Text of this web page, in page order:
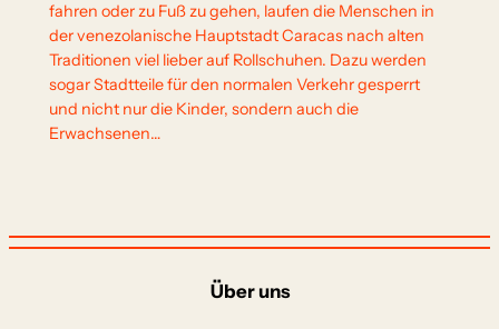
fahren oder zu Fuß zu gehen, laufen die Menschen in
der venezolanische Hauptstadt Caracas nach alten
Traditionen viel lieber auf Rollschuhen. Dazu werden
sogar Stadtteile für den normalen Verkehr gesperrt
und nicht nur die Kinder, sondern auch die
Erwachsenen…
Über uns